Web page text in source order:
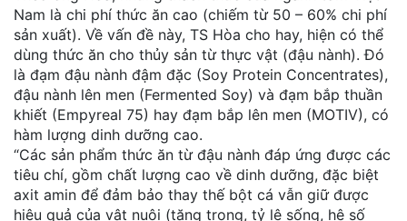
Nam là chi phí thức ăn cao (chiếm từ 50 – 60% chi phí
sản xuất). Về vấn đề này, TS Hòa cho hay, hiện có thể
dùng thức ăn cho thủy sản từ thực vật (đậu nành). Đó
là đạm đậu nành đậm đặc (Soy Protein Concentrates),
đậu nành lên men (Fermented Soy) và đạm bắp thuần
khiết (Empyreal 75) hay đạm bắp lên men (MOTIV), có
hàm lượng dinh dưỡng cao.
“Các sản phẩm thức ăn từ đậu nành đáp ứng được các
tiêu chí, gồm chất lượng cao về dinh dưỡng, đặc biệt
axit amin để đảm bảo thay thế bột cá vẫn giữ được
hiệu quả của vật nuôi (tăng trọng, tỷ lệ sống, hệ số